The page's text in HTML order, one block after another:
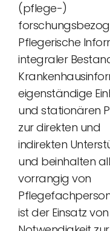
(pflege-)
Pflegerische
integraler
eigenständige
und stationären
zur direkten und
indirekten
und beinhalten
vorrangig von
ist der Einsatz